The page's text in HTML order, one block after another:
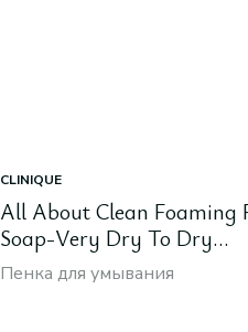
CLINIQUE
All About Clean Foaming
Soap-Very Dry To Dry
Combination, 150 мл
Пенка для умывания